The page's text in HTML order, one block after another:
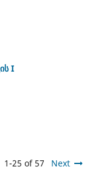
I
1-25 of 57 Next